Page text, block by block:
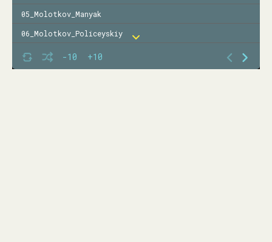
-10 +10
05_Molotkov_Manyak
06_Molotkov_Policeyskiy
07_Molotkov_Zhertva
08_Molotkov_Intermission